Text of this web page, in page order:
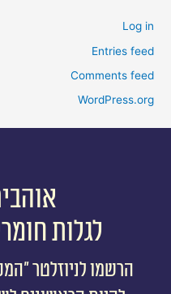
Log in
Entries feed
Comments feed
WordPress.org
לגלות
הרשמו לניוזלטר